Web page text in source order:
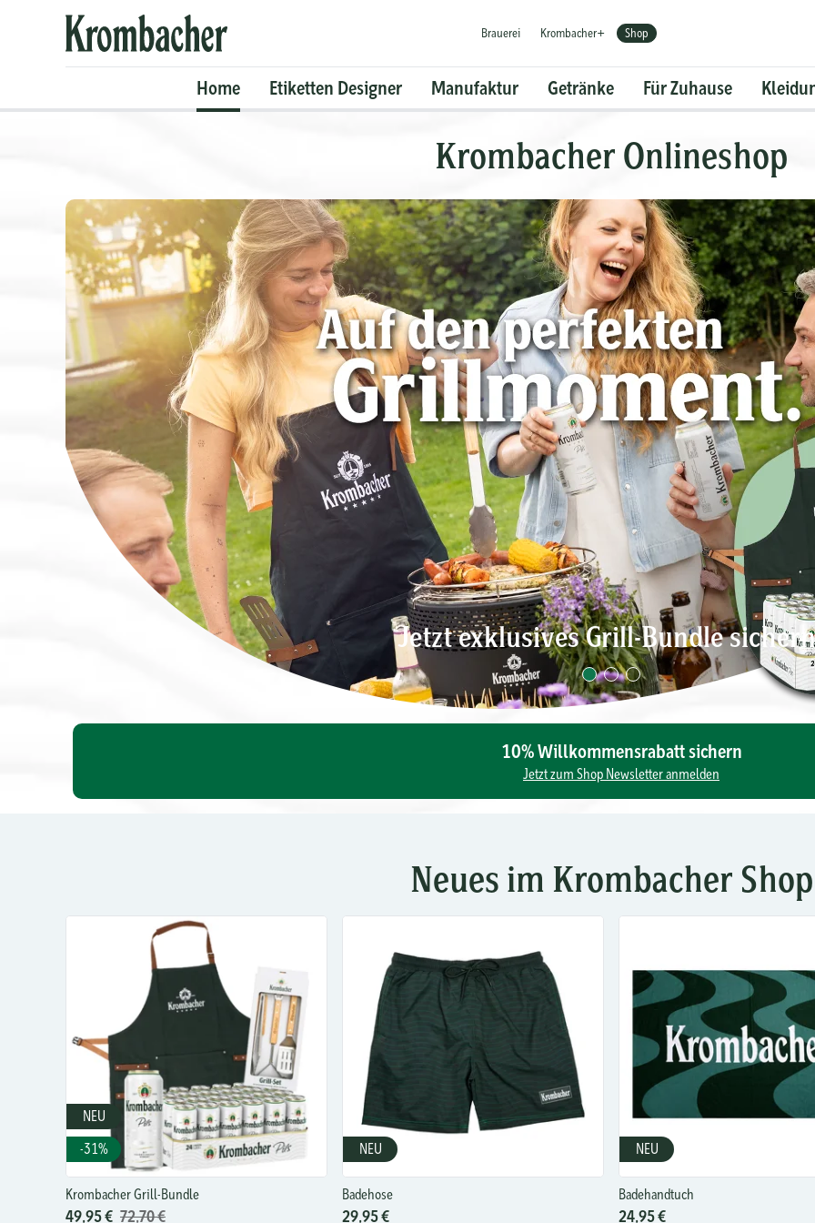
Brauerei Krombacher+ Shop
Home Etiketten Designer Manufaktur Getränke Für Zuhause
Krombacher Onlineshop
Jetzt exklusives Grill-Bundle
10% Willkommensrabatt sichern
Jetzt zum Shop Newsletter anmelden
Neues im Krombacher Shop
NEU
-31%
Krombacher Grill-Bundle
49,95 € 72,70 €
NEU
Badehose
29,95 €
NEU
Badehandtuch
24,95 €